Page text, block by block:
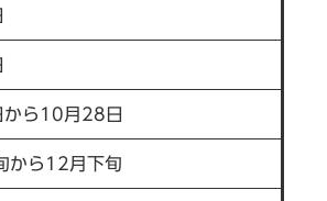
ら10月28日
から12月下旬